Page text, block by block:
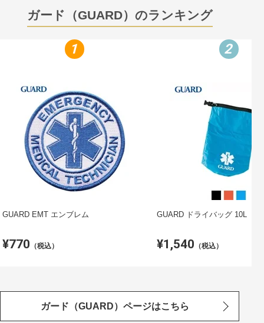
ガード（GUARD）のランキング
1
GUARD EMT エンブレム
¥770 （税込）
2
GUARD ドライバッグ 10L
¥1,540 （税込）
ガード（GUARD）ページはこちら